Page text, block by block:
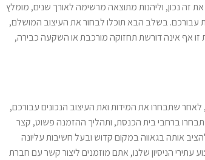
זה נכון, וליהנות מתוצאה מרשימה לאורך שנים, מומלץ
עבורכם. בשלב הבא תוכלו לבחור את העיצוב המושלם,
זו אף אינה דורשת תחזוקה מורכבת או השקעה כבירה,
שתבחרו את המידות ואת העיצוב הנכונים עבורכם,
ברחבי בית הכנסת, ותהליך ההזמנה פשוט, קצר
אותה בגאווה במקום קדוש ובעל חשיבות עליונה
הניסיון שלנו, אתם מוזמנים ליצור קשר עם חברת